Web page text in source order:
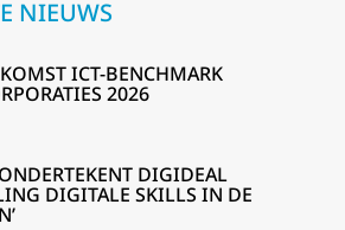
NIEUWS
ICT-BENCHMARK
2026
DIGIDEAL
DIGITALE SKILLS IN DE